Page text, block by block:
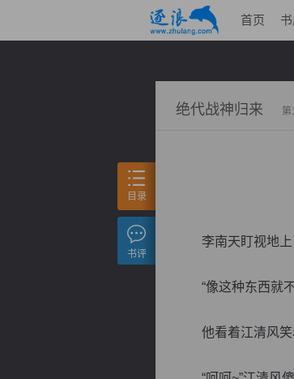
首页
绝代战神归来
李南天盯视地上
“像这种东西就不
他看着江清风笑
目录
书评